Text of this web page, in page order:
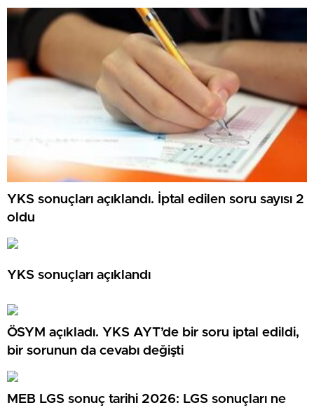
YKS sonuçları açıklandı. İptal edilen soru sayısı 2
oldu
YKS sonuçları açıklandı
ÖSYM açıkladı. YKS AYT’de bir soru iptal edildi,
bir sorunun da cevabı değişti
MEB LGS sonuç tarihi 2026: LGS sonuçları ne